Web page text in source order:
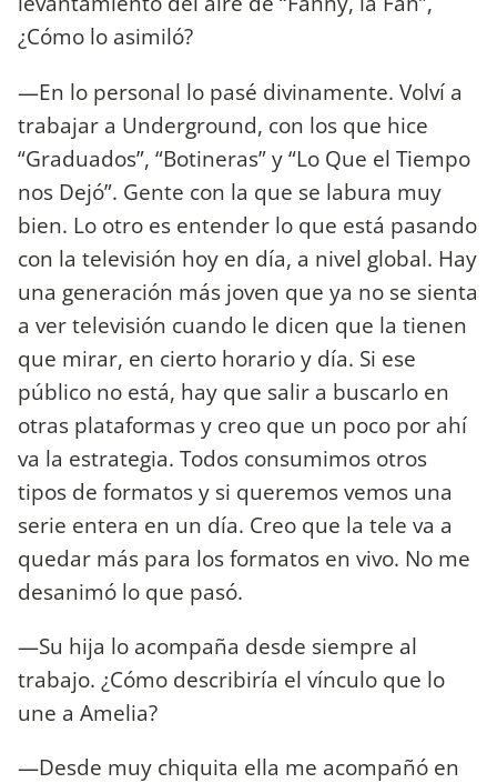
¿Cómo lo asimiló?
—En lo personal lo pasé divinamente. Volví a
trabajar a Underground, con los que hice
“Graduados”, “Botineras” y “Lo Que el Tiempo
nos Dejó”. Gente con la que se labura muy
bien. Lo otro es entender lo que está pasando
con la televisión hoy en día, a nivel global. Hay
una generación más joven que ya no se sienta
a ver televisión cuando le dicen que la tienen
que mirar, en cierto horario y día. Si ese
público no está, hay que salir a buscarlo en
otras plataformas y creo que un poco por ahí
va la estrategia. Todos consumimos otros
tipos de formatos y si queremos vemos una
serie entera en un día. Creo que la tele va a
quedar más para los formatos en vivo. No me
desanimó lo que pasó.
—Su hija lo acompaña desde siempre al
trabajo. ¿Cómo describiría el vínculo que lo
une a Amelia?
—Desde muy chiquita ella me acompañó en